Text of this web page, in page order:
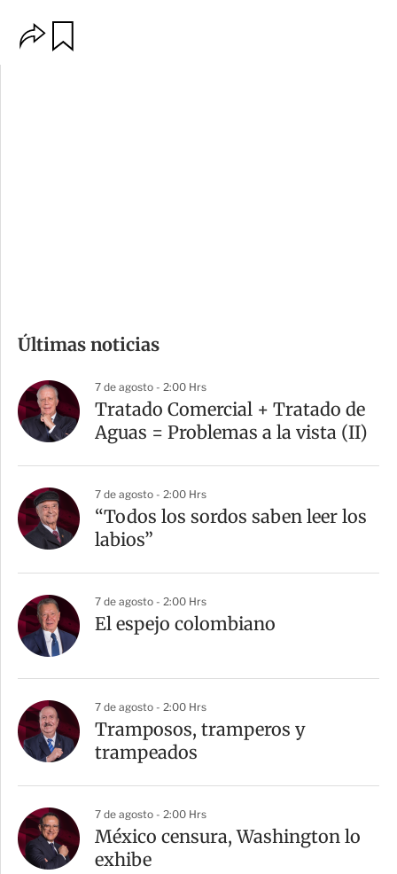
p
p
a
r
t
Últimas noticias
7 de agosto - 2:00 Hrs
Tratado Comercial + Tratado de
Aguas = Problemas a la vista (II)
7 de agosto - 2:00 Hrs
“Todos los sordos saben leer los
labios”
7 de agosto - 2:00 Hrs
El espejo colombiano
7 de agosto - 2:00 Hrs
Tramposos, tramperos y
trampeados
7 de agosto - 2:00 Hrs
México censura, Washington lo
exhibe